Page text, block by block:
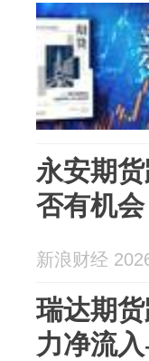
永安期
否有机会
新浪财经
瑞达期
力净流